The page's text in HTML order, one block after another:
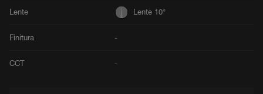
Lente Lente 10°
Finitura -
CCT -